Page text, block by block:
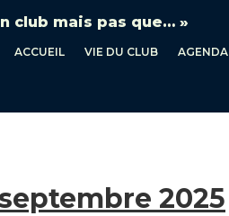
club mais pas que… »
ACCUEIL VIE DU CLUB AGENDA
2025